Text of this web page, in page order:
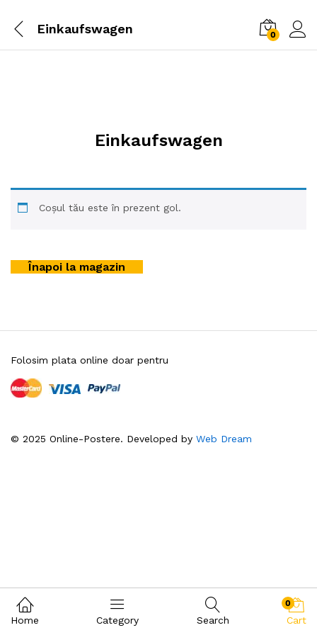
Einkaufswagen 0
Einkaufswagen
Coșul tău este în prezent gol.
Înapoi la magazin
© 2025 Online-Postere. Developed by Web Dream
Folosim plata online doar pentru
Home Category Search
0
Cart